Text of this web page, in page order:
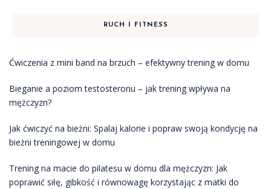
RUCH I FITNESS
Ćwiczenia z mini band na brzuch – efektywny trening w domu
Bieganie a poziom testosteronu – jak trening wpływa na
mężczyzn?
Jak ćwiczyć na bieżni: Spalaj kalorie i popraw swoją kondycję na
bieżni treningowej w domu
Trening na macie do pilatesu w domu dla mężczyzn: Jak
poprawić siłę, gibkość i równowagę korzystając z matki do